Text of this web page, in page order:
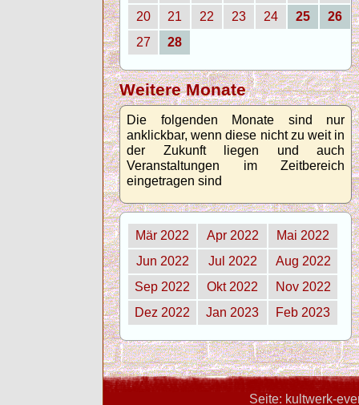
20
21 22 23 24 25
26
27
28
Weitere Monate
Die folgenden Monate sind nur
anklickbar, wenn diese nicht zu weit in
der Zukunft liegen und auch
Veranstaltungen im Zeitbereich
eingetragen sind
Mär 2022 Apr 2022
Mai 2022
Jun 2022
Jul 2022
Aug 2022
Sep 2022
Okt 2022
Nov 2022
Dez 2022
Jan 2023 Feb 2023
Seite: kultwerk-